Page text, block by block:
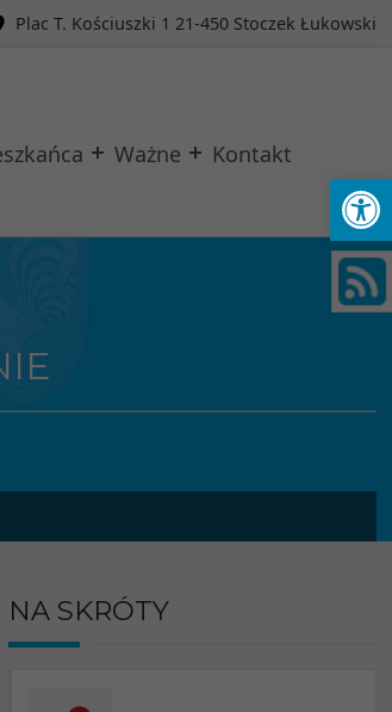
Plac T. Kościuszki 1 21-450 Stoczek Łukowski
Ważne Kontakt
NA SKRÓTY